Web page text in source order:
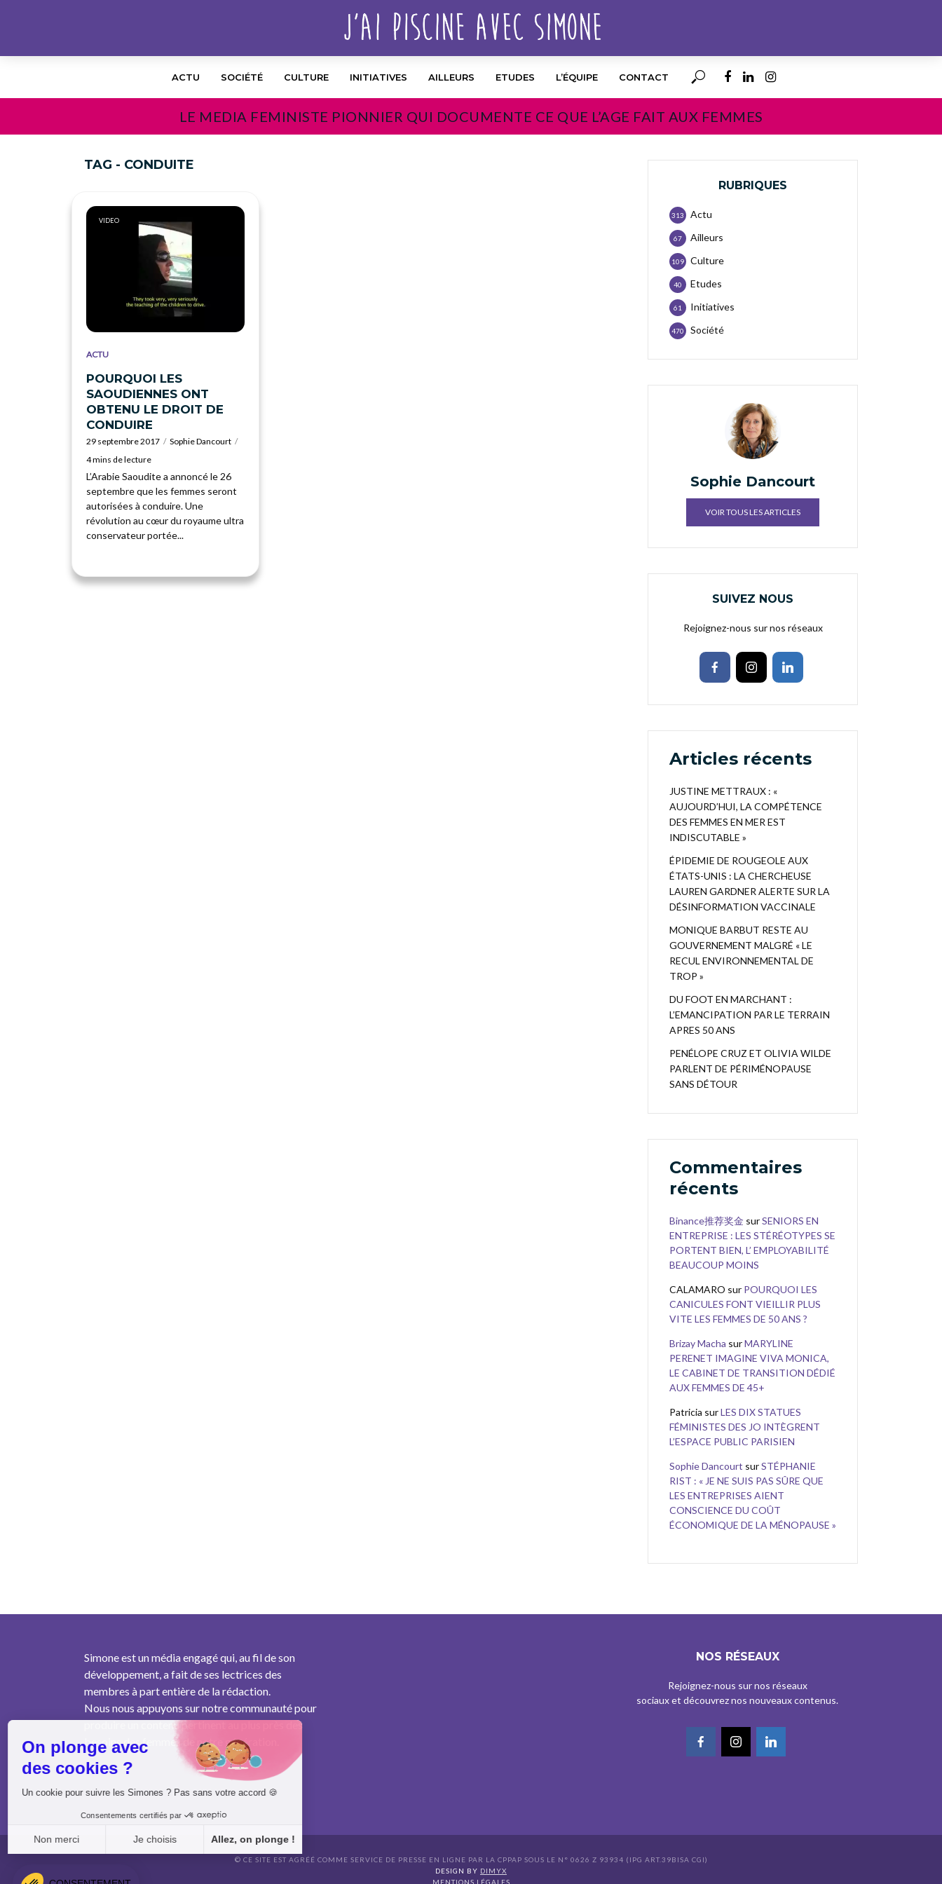
ACTU SOCIÉTÉ CULTURE INITIATIVES AILLEURS ETUDES L’ÉQUIPE CONTACT
LE MEDIA FEMINISTE PIONNIER QUI DOCUMENTE CE QUE L’AGE FAIT AUX FEMMES
TAG - CONDUITE
VIDEO
ACTU
POURQUOI LES
SAOUDIENNES ONT
OBTENU LE DROIT DE
CONDUIRE
29 septembre 2017
Sophie Dancourt
4 mins de lecture
L’Arabie Saoudite a annoncé le 26
septembre que les femmes seront
autorisées à conduire. Une
révolution au cœur du royaume ultra
conservateur portée...
RUBRIQUES
Actu
313
Ailleurs
67
Culture
109
Etudes
40
Initiatives
61
Société
470
Sophie Dancourt
VOIR TOUS LES ARTICLES
SUIVEZ NOUS
Rejoignez-nous sur nos réseaux
Articles récents
JUSTINE METTRAUX : «
AUJOURD’HUI, LA COMPÉTENCE
DES FEMMES EN MER EST
INDISCUTABLE »
ÉPIDEMIE DE ROUGEOLE AUX
ÉTATS-UNIS : LA CHERCHEUSE
LAUREN GARDNER ALERTE SUR LA
DÉSINFORMATION VACCINALE
MONIQUE BARBUT RESTE AU
GOUVERNEMENT MALGRÉ « LE
RECUL ENVIRONNEMENTAL DE
TROP »
DU FOOT EN MARCHANT :
L’EMANCIPATION PAR LE TERRAIN
APRES 50 ANS
PENÉLOPE CRUZ ET OLIVIA WILDE
PARLENT DE PÉRIMÉNOPAUSE
SANS DÉTOUR
Commentaires
récents
Binance推荐奖金 surSENIORS EN
ENTREPRISE : LES STÉRÉOTYPES SE
PORTENT BIEN, L’ EMPLOYABILITÉ
BEAUCOUP MOINS
CALAMARO sur POURQUOI LES
CANICULES FONT VIEILLIR PLUS
VITE LES FEMMES DE 50 ANS ?
Brizay Macha surMARYLINE
PERENET IMAGINE VIVA MONICA,
LE CABINET DE TRANSITION DÉDIÉ
AUX FEMMES DE 45+
Patricia surLES DIX STATUES
FÉMINISTES DES JO INTÈGRENT
L’ESPACE PUBLIC PARISIEN
Sophie Dancourt surSTÉPHANIE
RIST : « JE NE SUIS PAS SÛRE QUE
LES ENTREPRISES AIENT
CONSCIENCE DU COÛT
ÉCONOMIQUE DE LA MÉNOPAUSE »
Simone est un média engagé qui, au fil de son
développement, a fait de ses lectrices des
membres à part entière de la rédaction.
Nous nous appuyons sur notre communauté pour
produire un contenu pertinent au plus près des
besoins des femmes de notre génération.
NOS RÉSEAUX
Rejoignez-nous sur nos réseaux
sociaux et découvrez nos nouveaux contenus.
© CE SITE EST AGRÉÉ COMME SERVICE DE PRESSE EN LIGNE PAR LA CPPAP SOUS LE N° 0626 Z 93934 (IPG ART.39BISA CGI)
DESIGN BY DIMYX
MENTIONS LÉGALES
On plonge avec
des cookies ?
Un cookie pour suivre les Simones ? Pas sans votre accord 🍪
Consentements certifiés par
Non merci Je choisis Allez, on plonge !
Plateforme de Gestion du Consentement : Personnalisez vos Options